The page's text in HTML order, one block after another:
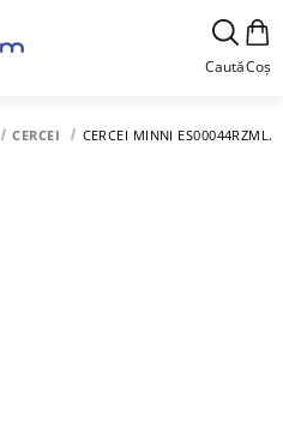
CautăCoș
CERCEI CERCEI MINNI